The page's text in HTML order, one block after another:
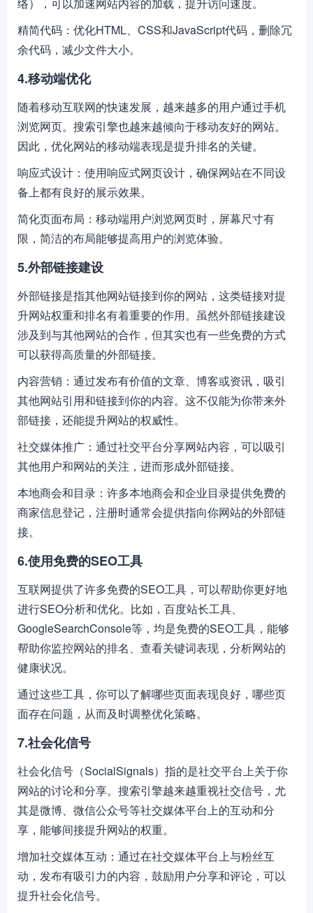
精简代码：优化HTML、CSS和JavaScript代码，删除冗
余代码，减少文件大小。
4.移动端优化
随着移动互联网的快速发展，越来越多的用户通过手机
浏览网页。搜索引擎也越来越倾向于移动友好的网站。
因此，优化网站的移动端表现是提升排名的关键。
响应式设计：使用响应式网页设计，确保网站在不同设
备上都有良好的展示效果。
简化页面布局：移动端用户浏览网页时，屏幕尺寸有
限，简洁的布局能够提高用户的浏览体验。
5.外部链接建设
外部链接是指其他网站链接到你的网站，这类链接对提
升网站权重和排名有着重要的作用。虽然外部链接建设
涉及到与其他网站的合作，但其实也有一些免费的方式
可以获得高质量的外部链接。
内容营销：通过发布有价值的文章、博客或资讯，吸引
其他网站引用和链接到你的内容。这不仅能为你带来外
部链接，还能提升网站的权威性。
社交媒体推广：通过社交平台分享网站内容，可以吸引
其他用户和网站的关注，进而形成外部链接。
本地商会和目录：许多本地商会和企业目录提供免费的
商家信息登记，注册时通常会提供指向你网站的外部链
接。
6.使用免费的SEO工具
互联网提供了许多免费的SEO工具，可以帮助你更好地
进行SEO分析和优化。比如，百度站长工具、
GoogleSearchConsole等，均是免费的SEO工具，能够
帮助你监控网站的排名、查看关键词表现，分析网站的
健康状况。
通过这些工具，你可以了解哪些页面表现良好，哪些页
面存在问题，从而及时调整优化策略。
7.社会化信号
社会化信号（SocialSignals）指的是社交平台上关于你
网站的讨论和分享。搜索引擎越来越重视社交信号，尤
其是微博、微信公众号等社交媒体平台上的互动和分
享，能够间接提升网站的权重。
增加社交媒体互动：通过在社交媒体平台上与粉丝互
动，发布有吸引力的内容，鼓励用户分享和评论，可以
提升社会化信号。